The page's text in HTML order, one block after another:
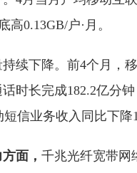
高0.13GB/户·月。
续下降。前4个月，
时长完成182.2亿分
信业务收入同比下降
面， 千兆光纤宽带网